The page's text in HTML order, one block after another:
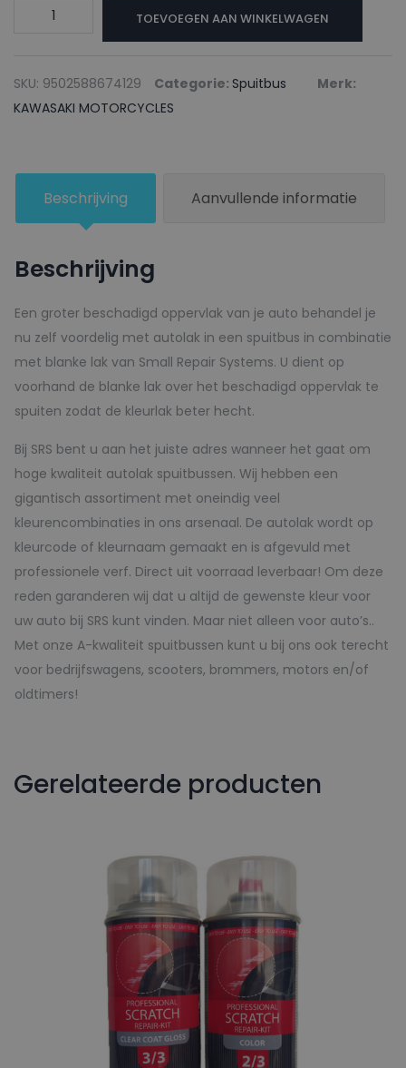
KAWASAKI
+
Blanke
ER6N
YELLOW
PEARL
-
aantal
TOEVOEGEN AAN WINKELWAGEN
SKU: 9502588674129 Categorie: Spuitbus
Merk:
KAWASAKI MOTORCYCLES
Beschrijving Aanvullende informatie
Beschrijving
Een groter beschadigd oppervlak van je auto behandel je
nu zelf voordelig met autolak in een spuitbus in combinatie
met blanke lak van Small Repair Systems. U dient op
voorhand de blanke lak over het beschadigd oppervlak te
spuiten zodat de kleurlak beter hecht.
Bij SRS bent u aan het juiste adres wanneer het gaat om
hoge kwaliteit autolak spuitbussen. Wij hebben een
gigantisch assortiment met oneindig veel
kleurencombinaties in ons arsenaal. De autolak wordt op
kleurcode of kleurnaam gemaakt en is afgevuld met
professionele verf. Direct uit voorraad leverbaar! Om deze
reden garanderen wij dat u altijd de gewenste kleur voor
uw auto bij SRS kunt vinden. Maar niet alleen voor auto’s..
Met onze A-kwaliteit spuitbussen kunt u bij ons ook terecht
voor bedrijfswagens, scooters, brommers, motors en/of
oldtimers!
Gerelateerde producten